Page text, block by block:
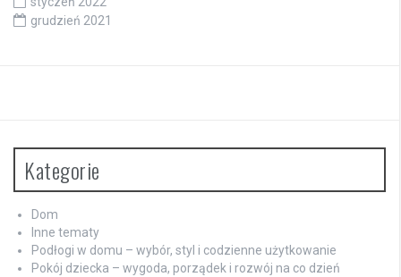
grudzień 2021
Kategorie
Dom
Inne tematy
Podłogi w domu – wybór, styl i codzienne użytkowanie
Pokój dziecka – wygoda, porządek i rozwój na co dzień